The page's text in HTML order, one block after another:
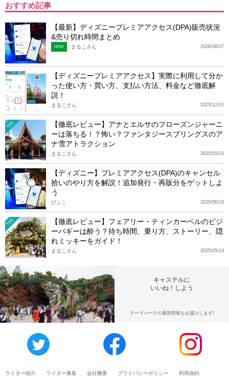
おすすめ記事
【最新】ディズニープレミアアクセス(DPA)販売状況
&売り切れ時間まとめ
2026/08/07
NEW まるこさん
【ディズニープレミアアクセス】実際に利用して分か
った使い方・買い方、支払い方法、料金など徹底解
説！
2025/12/01
まるこさん
TDS
【徹底レビュー】アナとエルサのフローズンジャーニ
ーは落ちる！？怖い？ファンタジースプリングスのア
ナ雪アトラクション
2025/05/14
まるこさん
【ディズニー】プレミアアクセス(DPA)のキャンセル
拾いのやり方を解説！追加発行・再販分をゲットしよ
う
2025/06/19
ぴょこ
TDS
【徹底レビュー】フェアリー・ティンカーベルのビジ
ーバギーは酔う？待ち時間、乗り方、ストーリー、隠
れミッキーをガイド！
2025/05/14
まるこさん
キャステルに
いいね！しよう
テーマパークの最新情報をお届けします!
ライター紹介 ライター募集 会社概要 プライバシーポリシー 利用規約